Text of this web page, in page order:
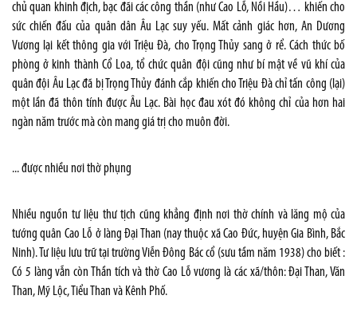
chủ quan khinh địch, bạc đãi các công thần (như Cao Lỗ, Nồi Hầu)… khiến cho
sức chiến đấu của quân dân Âu Lạc suy yếu. Mất cảnh giác hơn, An Dương
Vương lại kết thông gia với Triệu Đà, cho Trọng Thủy sang ở rể. Cách thức bố
phòng ở kinh thành Cổ Loa, tổ chức quân đội cũng như bí mật về vũ khí của
quân đội Âu Lạc đã bị Trọng Thủy đánh cắp khiến cho Triệu Đà chỉ tấn công (lại)
một lần đã thôn tính được Âu Lạc. Bài học đau xót đó không chỉ của hơn hai
ngàn năm trước mà còn mang giá trị cho muôn đời.
... được nhiều nơi thờ phụng
Nhiều nguồn tư liệu thư tịch cũng khẳng định nơi thờ chính và lăng mộ của
tướng quân Cao Lỗ ở làng Đại Than (nay thuộc xã Cao Đức, huyện Gia Bình, Bắc
Ninh). Tư liệu lưu trữ tại trường Viễn Đông Bác cổ (sưu tầm năm 1938) cho biết :
Có 5 làng vẫn còn Thần tích và thờ Cao Lỗ vương là các xã/thôn: Đại Than, Văn
Than, Mỹ Lộc, Tiểu Than và Kênh Phố.